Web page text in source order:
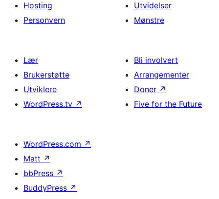
Hosting
Personvern
Utvidelser
Mønstre
Lær
Brukerstøtte
Utviklere
WordPress.tv ↗
Bli involvert
Arrangementer
Doner ↗
Five for the Future
WordPress.com ↗
Matt ↗
bbPress ↗
BuddyPress ↗